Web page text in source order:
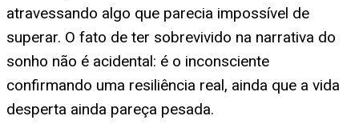
atravessando algo que parecia impossível de
superar. O fato de ter sobrevivido na narrativa do
sonho não é acidental: é o inconsciente
confirmando uma resiliência real, ainda que a vida
desperta ainda pareça pesada.